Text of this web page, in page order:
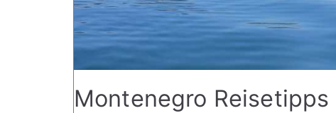
Montenegro